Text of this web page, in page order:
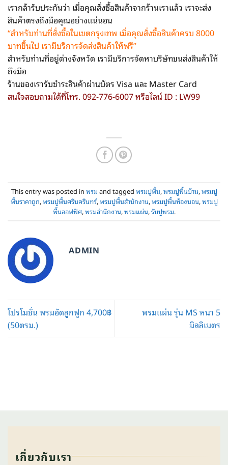
เรากล้ารับประกันว่า เมื่อคุณสั่งซื้อสินค้าจากร้านเราแล้ว เราจะส่ง
สินค้าตรงถึงมือคุณอย่างแน่นอน
“สำหรับท่านที่สั่งซื้อในเขตกรุงเทพ เมื่อคุณสั่งซื้อสินค้าครบ 8000
บาทขึ้นไป เรามีบริการจัดส่งสินค้าให้ฟรี”
สำหรับท่านที่อยู่ต่างจังหวัด เรามีบริการจัดหาบริษัทขนส่งสินค้าให้
ถึงมือ
ร้านของเรารับชำระสินค้าผ่านบัตร Visa และ Master Card
สนใจสอบถามได้ที่โทร. 092-776-6007 หรือไลน์ ID : LW99
This entry was posted in พรม and tagged พรมปูพื้น,พรมปูพื้นบ้าน,พรมปู
พื้นราคาถูก,พรมปูพื้นศรีนครินทร์,พรมปูพื้นสำนักงาน,พรมปูพื้นห้องนอน,พรมปู
พื้นออฟฟิศ,พรมสำนักงาน,พรมแผ่น,รับปูพรม.
ADMIN
โปรโมชั่น พรมอัดลูกฟูก 4,700฿
(50ตรม.)
พรมแผ่น รุ่น MS หนา 5
มิลลิเมตร
เกี่ยวกับเรา